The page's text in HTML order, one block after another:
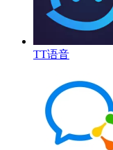
TT语音